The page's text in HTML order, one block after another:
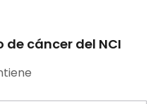
cáncer del NCI